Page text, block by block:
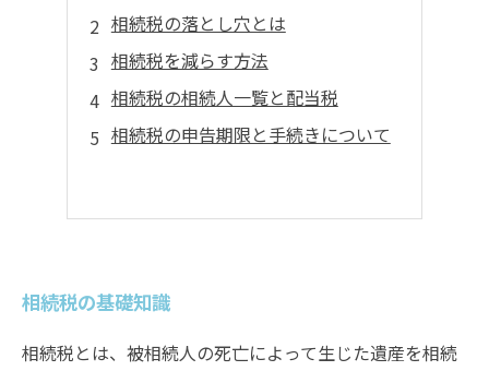
相続税の落とし穴とは
相続税を減らす方法
相続税の相続人一覧と配当税
相続税の申告期限と手続きについて
相続税の基礎知識
相続税とは、被相続人の死亡によって生じた遺産を相続